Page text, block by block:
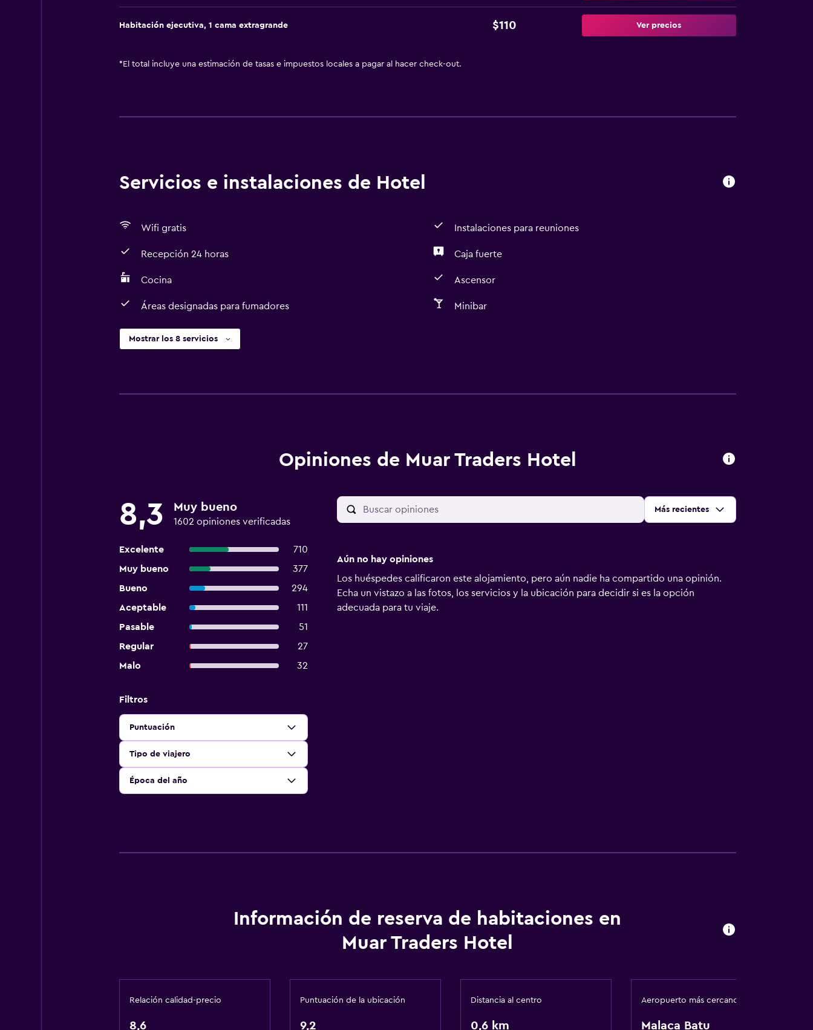
Habitación ejecutiva, 1 cama extragrande $110 Ver precios
* El total incluye una estimación de tasas e impuestos locales a pagar al hacer check-out.
Servicios e instalaciones de Hotel
Wifi gratis Instalaciones para reuniones
Recepción 24 horas Caja fuerte
Cocina Ascensor
Áreas designadas para fumadores Minibar
Mostrar los 8 servicios
Opiniones de Muar Traders Hotel
8,3 Muy bueno
1602 opiniones verificadas
Excelente
710
Muy bueno
377
Bueno
294
Aceptable
111
Pasable
51
Regular
27
Malo
32
Ordenar por:
Más recientes
Filtros
Puntuación
Tipo de viajero
Época del año
Aún no hay opiniones
Los huéspedes calificaron este alojamiento, pero aún nadie ha compartido una opinión.
Echa un vistazo a las fotos, los servicios y la ubicación para decidir si es la opción
adecuada para tu viaje.
Información de reserva de habitaciones en
Muar Traders Hotel
Relación calidad-precio
8,6
Puntuación de la ubicación
9,2
Distancia al centro
0,6 km
Aeropuerto más cercano
Malaca Batu